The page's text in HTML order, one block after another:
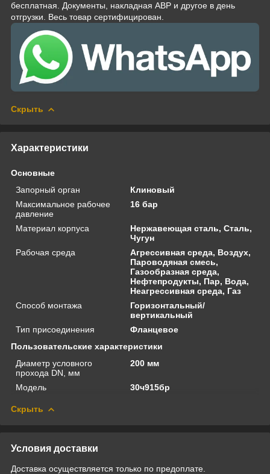
бесплатная. Документы, накладная АВР и другое в день
отгрузки. Весь товар сертифицирован.
Скрыть
Характеристики
Основные
Запорный орган
Клиновый
Максимальное рабочее
давление
16 бар
Материал корпуса
Нержавеющая сталь, Сталь,
Чугун
Рабочая среда
Агрессивная среда, Воздух,
Пароводяная смесь,
Газообразная среда,
Нефтепродукты, Пар, Вода,
Неагрессивная среда, Газ
Способ монтажа
Горизонтальный/
вертикальный
Тип присоединения
Фланцевое
Пользовательские характеристики
Диаметр условного
прохода DN, мм
200 мм
Модель 30ч915бр
Скрыть
Условия доставки
Доставка осуществляется только по предоплате.